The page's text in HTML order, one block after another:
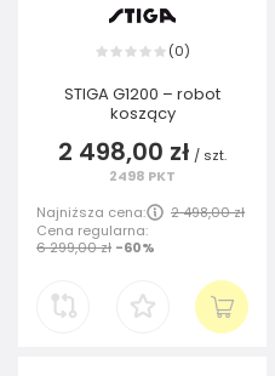
(0)
STIGA G1200 – robot
koszący
2 498,00 zł / szt.
2498 PKT
Najniższa cena:
2 498,00 zł
Cena regularna:
6 299,00 zł -60%